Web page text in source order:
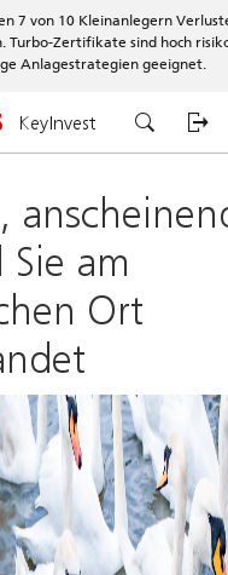
7 von 10 Kleinanlegern
Turbo-Zertifikate sind hoch
Anlagestrategien geeignet.
KeyInvest
Sie am
Ort